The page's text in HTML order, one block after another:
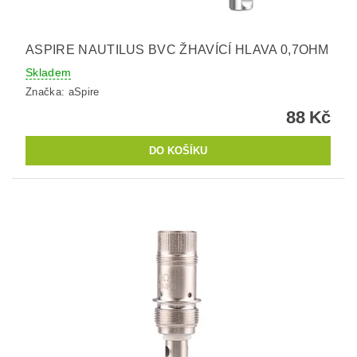
ASPIRE NAUTILUS BVC ŽHAVÍCÍ HLAVA 0,7OHM
Skladem
Značka: aSpire
88 Kč